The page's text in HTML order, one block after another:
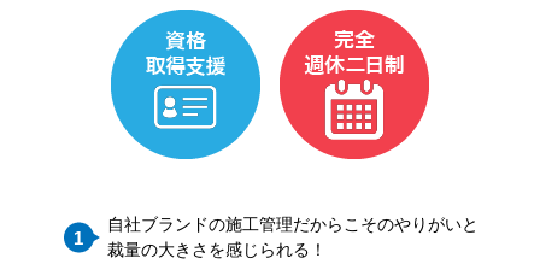
自社ブランドの施工管理だからこそのやりがいと
裁量の大きさを感じられる！